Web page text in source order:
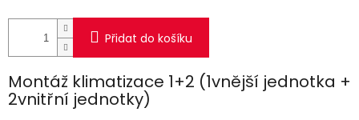
Přidat do košíku
Montáž klimatizace 1+2 (1vnější jednotka +
2vnitřní jednotky)